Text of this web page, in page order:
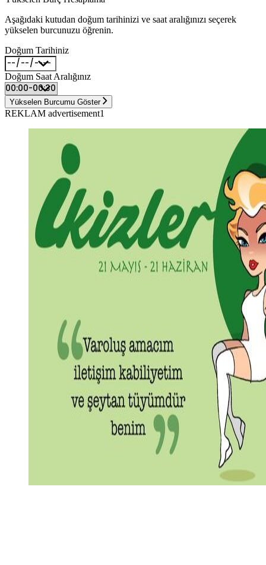
Aşağıdaki kutudan doğum tarihinizi ve saat aralığınızı seçerek
yükselen burcunuzu öğrenin.
Doğum Tarihiniz
Doğum Saat Aralığınız
Yükselen Burcumu Göster
REKLAM advertisement1